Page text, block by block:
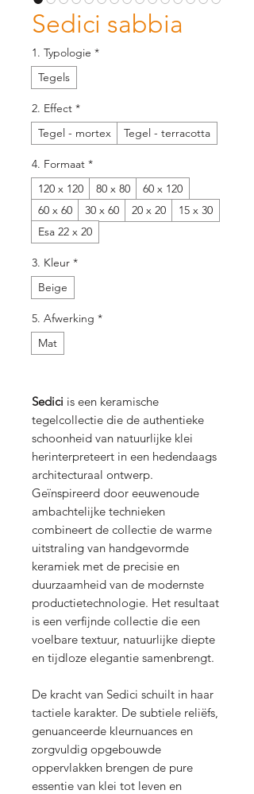
Sedici sabbia
1. Typologie *
Tegels
2. Effect *
Tegel - mortex
Tegel - terracotta
4. Formaat *
120 x 120
80 x 80
60 x 120
60 x 60
30 x 60 20 x 20
15 x 30
Esa 22 x 20
3. Kleur *
Beige
5. Afwerking *
Mat
Sedici is een keramische
tegelcollectie die de authentieke
schoonheid van natuurlijke klei
herinterpreteert in een hedendaags
architecturaal ontwerp.
Geïnspireerd door eeuwenoude
ambachtelijke technieken
combineert de collectie de warme
uitstraling van handgevormde
keramiek met de precisie en
duurzaamheid van de modernste
productietechnologie. Het resultaat
is een verfijnde collectie die een
voelbare textuur, natuurlijke diepte
en tijdloze elegantie samenbrengt.
De kracht van Sedici schuilt in haar
tactiele karakter. De subtiele reliëfs,
genuanceerde kleurnuances en
zorgvuldig opgebouwde
oppervlakken brengen de pure
essentie van klei tot leven en